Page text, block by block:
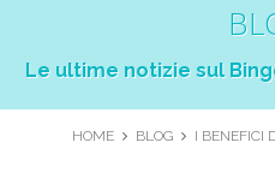
Le ultime notizie sul
HOME BLOG I BENEFICI